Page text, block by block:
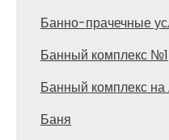
Банно-прачечные
Банный комплекс №1
Банный комплекс на
Баня